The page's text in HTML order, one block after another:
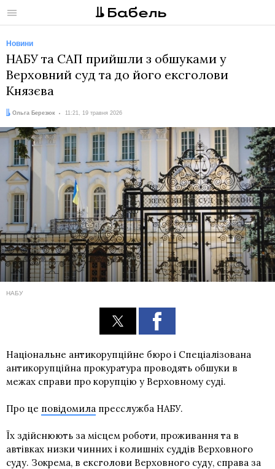
Меню
Новини
НАБУ та САП прийшли з обшуками у
Верховний суд та до його ексголови
Князєва
Автор:
Ольга Березюк
Дата: 11:21, 19 травня 2026
НАБУ
Національне антикорупційне бюро і Спеціалізована
антикорупційна прокуратура проводять обшуки в
межах справи про корупцію у Верховному суді.
Про це повідомила пресслужба НАБУ.
Їх здійснюють за місцем роботи, проживання та в
автівках низки чинних і колишніх суддів Верховного
суду. Зокрема, в ексголови Верховного суду, справа за